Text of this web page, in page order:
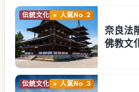
伝統文化 人氣No.2
奈良法
佛教文
伝統文化 人氣No.3